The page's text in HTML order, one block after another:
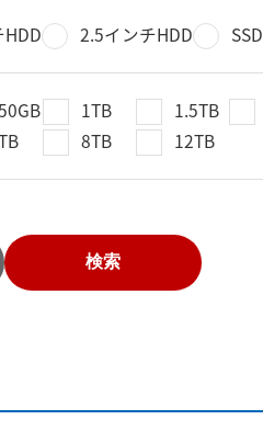
2.5インチHDD SSD
1TB 1.5TB
8TB 12TB
検索